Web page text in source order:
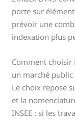
porte sur
prévoir une
indexation plus
Comment choisir
un marché public
Le choix repose
et la
INSEE : si les